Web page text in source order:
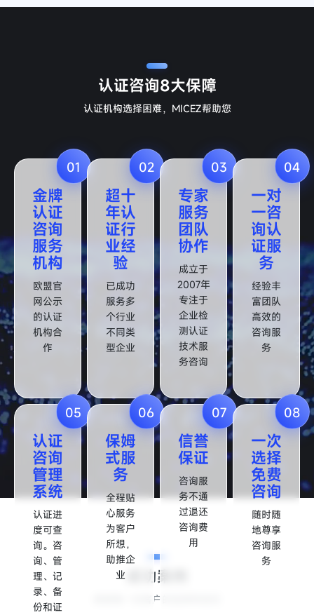
认证咨询8大保障
认证机构选择困难，MICEZ帮助您
01
金牌
认证
咨询
服务
机构
欧盟官
网公示
的认证
机构合
作
02
超十
年认
证行
业经
验
已成功
服务多
个行业
不同类
型企业
03
专家
服务
团队
协作
成立于
2007年
专注于
企业检
测认证
技术服
务咨询
04
一对
一咨
询认
证服
务
经验丰
富团队
高效的
咨询服
务
05
认证
咨询
管理
系统
认证进
度可查
询。咨
询、管
理、记
录、备
份和证
06
保姆
式服
务
全程贴
心服务
为客户
所想，
助推企
业
07
信誉
保证
咨询服
务不通
过退还
咨询费
用
08
一次
选择
免费
咨询
随时随
地尊享
咨询服
务
成功案例
感谢每一位客户的选择和信任